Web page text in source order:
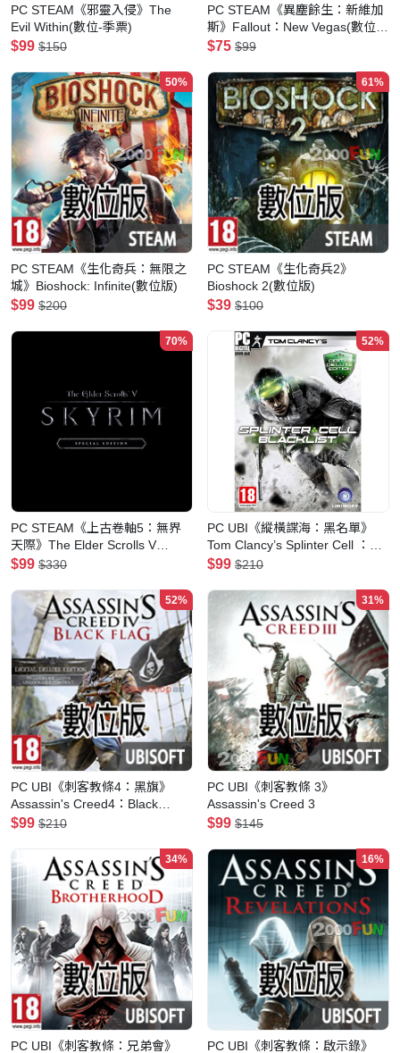
PC STEAM《邪靈入侵》The
Evil Within(數位-季票)
$99 $150
PC STEAM《異塵餘生：新維加
斯》Fallout：New Vegas(數位
版)
$75 $99
50%
PC STEAM《生化奇兵：無限之
城》Bioshock: Infinite(數位版)
$99 $200
61%
PC STEAM《生化奇兵2》
Bioshock 2(數位版)
$39 $100
70%
PC STEAM《上古卷軸5：無界
天際》The Elder Scrolls V
Skyrim(數位-特別版)
$99 $330
52%
PC UBI《縱橫諜海：黑名單》
Tom Clancy’s Splinter Cell ：
Blacklist(數位豪華版)
$99 $210
52%
PC UBI《刺客教條4：黑旗》
Assassin's Creed4：Black
Flag(數位豪華版)
$99 $210
31%
PC UBI《刺客教條 3》
Assassin's Creed 3
$99 $145
34%
PC UBI《刺客教條：兄弟會》
16%
PC UBI《刺客教條：啟示錄》